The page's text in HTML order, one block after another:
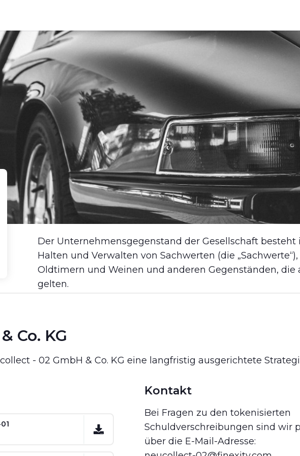
Der Unternehmensgegenstand der Gesellschaft besteht
Halten und Verwalten von Sachwerten (die
Oldtimern und Weinen und anderen Gegenständen, die
gelten.
Co. KG
- 02 GmbH & Co. KG eine langfristig ausgerichtete
Kontakt
Bei Fragen zu den tokenisierten
Schuldverschreibungen sind wir
über die E-Mail-Adresse: